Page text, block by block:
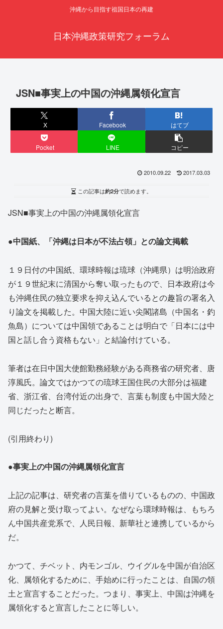
沖縄から目指す祖国日本の再建
日本沖縄政策研究フォーラム
JSN■事実上の中国の沖縄属領化宣言
X Facebook はてブ
Pocket LINE コピー
2010.09.22 2017.03.03
この記事は約2分で読めます。
JSN■事実上の中国の沖縄属領化宣言
●中国紙、「沖縄は日本が不法占領」との論文掲載
１９日付の中国紙、環球時報は琉球（沖縄県）は明治政府
が１９世紀末に清国から奪い取ったもので、日本政府は今
も沖縄住民の独立要求を抑え込んでいるとの趣旨の署名入
り論文を掲載した。中国大陸に近い尖閣諸島（中国名・釣
魚島）については中国領であることは明白で「日本には中
国と話し合う資格もない」と結論付けている。
筆者は在日中国大使館勤務経験がある商務省の研究者、唐
淳風氏。論文ではかつての琉球王国住民の大部分は福建
省、浙江省、台湾付近の出身で、言葉も制度も中国大陸と
同じだったと断言。
(引用終わり)
●事実上の中国の沖縄属領化宣言
上記の記事は、研究者の言葉を借りているものの、中国政
府の見解と受け取ってよい。なぜなら環球時報は、もちろ
ん中国共産党系で、人民日報、新華社と連携しているから
だ。
かつて、チベット、内モンゴル、ウイグルを中国が自治区
化、属領化するために、手始めに行ったことは、自国の領
土と宣言することだった。つまり、事実上、中国は沖縄を
属領化すると宣言したことに等しい。